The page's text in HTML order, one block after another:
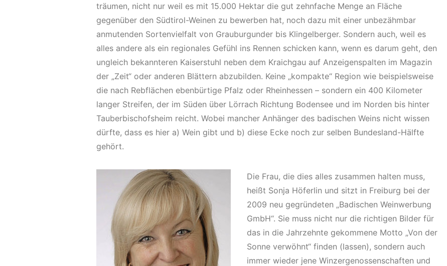
träumen, nicht nur weil es mit 15.000 Hektar die gut zehnfache Menge an Fläche
gegenüber den Südtirol-Weinen zu bewerben hat, noch dazu mit einer unbezähmbar
anmutenden Sortenvielfalt von Grauburgunder bis Klingelberger. Sondern auch, weil es
alles andere als ein regionales Gefühl ins Rennen schicken kann, wenn es darum geht, den
ungleich bekannteren Kaiserstuhl neben dem Kraichgau auf Anzeigenspalten im Magazin
der „Zeit“ oder anderen Blättern abzubilden. Keine „kompakte“ Region wie beispielsweise
die nach Rebflächen ebenbürtige Pfalz oder Rheinhessen – sondern ein 400 Kilometer
langer Streifen, der im Süden über Lörrach Richtung Bodensee und im Norden bis hinter
Tauberbischofsheim reicht. Wobei mancher Anhänger des badischen Weins nicht wissen
dürfte, dass es hier a) Wein gibt und b) diese Ecke noch zur selben Bundesland-Hälfte
gehört.
Die Frau, die dies alles zusammen halten muss,
heißt Sonja Höferlin und sitzt in Freiburg bei der
2009 neu gegründeten „Badischen Weinwerbung
GmbH“. Sie muss nicht nur die richtigen Bilder für
das in die Jahrzehnte gekommene Motto „Von der
Sonne verwöhnt“ finden (lassen), sondern auch
immer wieder jene Winzergenossenschaften und